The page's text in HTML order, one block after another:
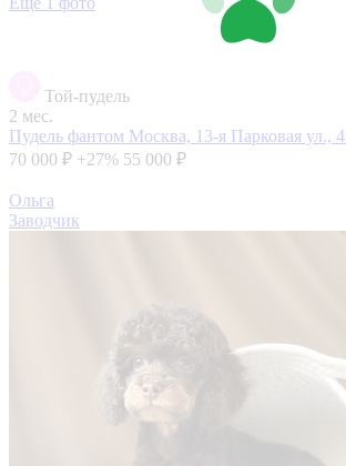
Той-пудель
2 мес.
Пудель фантом Москва, 13-я Парковая ул., 4
70 000 ₽ +27% 55 000 ₽
Ольга
Заводчик